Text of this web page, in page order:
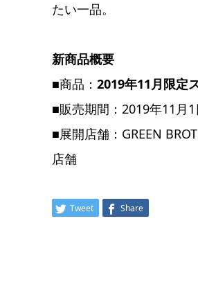
たい一品。
新商品概要
■商品： 2019年11月限定
■販売期間：2019年11月1
■展開店舗：GREEN
店舗
Tweet Share